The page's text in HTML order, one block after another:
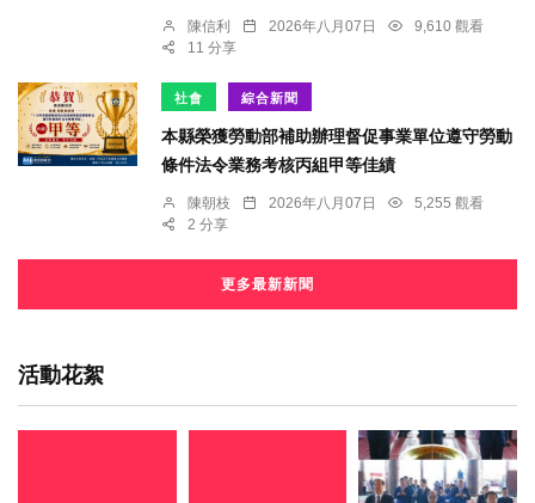
陳信利 2026年八月07日
9,610 觀看
11 分享
社會 綜合新聞
本縣榮獲勞動部補助辦理督促事業單位遵守勞動
條件法令業務考核丙組甲等佳績
陳朝枝 2026年八月07日
5,255 觀看
2 分享
更多最新新聞
活動花絮